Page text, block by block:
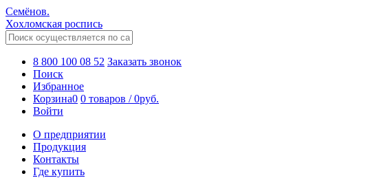
Семёнов.
Хохломская роспись
8 800 100 08 52 Заказать звонок
Поиск
Избранное
Корзина0 0 товаров /0руб.
Войти
О предприятии
Продукция
Контакты
Где купить